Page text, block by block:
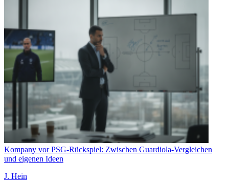
Kompany vor PSG-Rückspiel: Zwischen Guardiola-Vergleichen
und eigenen Ideen
J. Hein